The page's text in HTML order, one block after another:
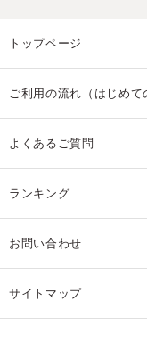
トップページ
ご利用の流れ（はじめて
よくあるご質問
ランキング
お問い合わせ
サイトマップ